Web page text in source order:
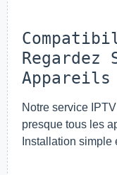
Regardez
Appareils
Notre service
presque tous les
Installation simple